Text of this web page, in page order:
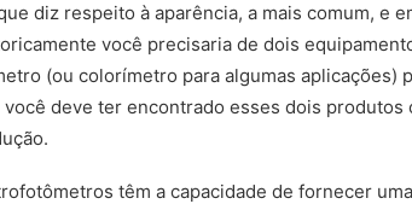
diz respeito à aparência, a mais comum, e
você precisaria de dois
(ou colorímetro para algumas aplicações)
você deve ter encontrado esses dois
têm a capacidade de fornecer